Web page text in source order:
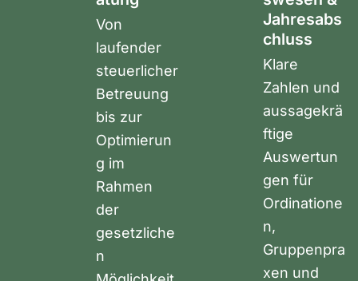
Von
laufender
steuerlicher
Betreuung
bis zur
Optimierun
g im
Rahmen
der
gesetzliche
n
Jahresabs
chluss
Klare
Zahlen und
aussagekrä
ftige
Auswertun
gen für
Ordinatione
n,
Gruppenpra
xen und